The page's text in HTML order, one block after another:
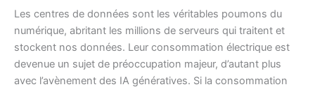
Les centres de données sont les véritables poumons du
numérique, abritant les millions de serveurs qui traitent et
stockent nos données. Leur consommation électrique est
devenue un sujet de préoccupation majeur, d’autant plus
avec l’avènement des IA génératives. Si la consommation